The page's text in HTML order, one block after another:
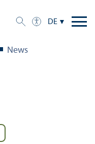
DE
News